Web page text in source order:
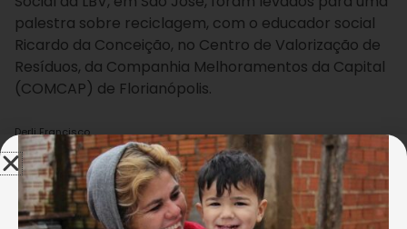
palestra sobre reciclagem, com o educador social
Ricardo da Conceição, no Centro de Valorização de
Resíduos, da Companhia Melhoramentos da Capital
(COMCAP) de Florianópolis.
Derli Francisco
Jovens e adolescentes da LBV assistem a palestra de
reciclagem conduzida pelo educador Ricardo da
Conceição.